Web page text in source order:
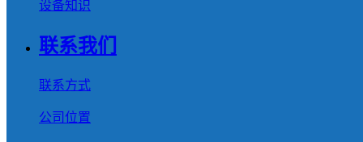
设备知识
联系我们
联系方式
公司位置